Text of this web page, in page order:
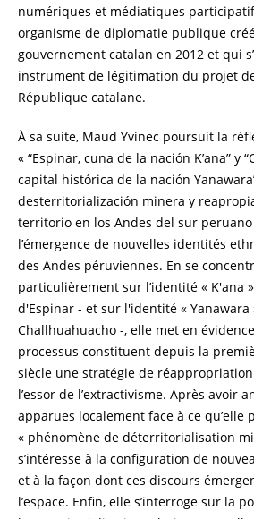
numériques et médiatiques
organisme de diplomatie publique
gouvernement catalan en 2012 et qui
instrument de légitimation du projet
République catalane.
À sa suite, Maud Yvinec poursuit la
« “Espinar, cuna de la nación K’ana” y
capital histórica de la nación
desterritorialización minera y
territorio en los Andes del sur
l’émergence de nouvelles identités
des Andes péruviennes. En se
particulièrement sur l’identité « K'ana
d'Espinar - et sur l'identité «
Challhuahuacho -, elle met en
processus constituent depuis la
siècle une stratégie de
l’essor de l’extractivisme. Après avoir
apparues localement face à ce qu’elle
« phénomène de déterritorialisation
s’intéresse à la configuration de
et à la façon dont ces discours
l’espace. Enfin, elle s’interroge sur la